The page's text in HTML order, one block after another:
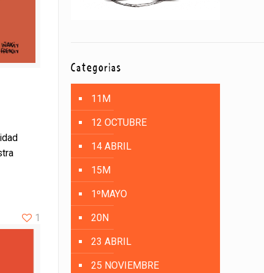
1
Categorías
11M
12 OCTUBRE
14 ABRIL
15M
1ºMAYO
20N
23 ABRIL
25 NOVIEMBRE